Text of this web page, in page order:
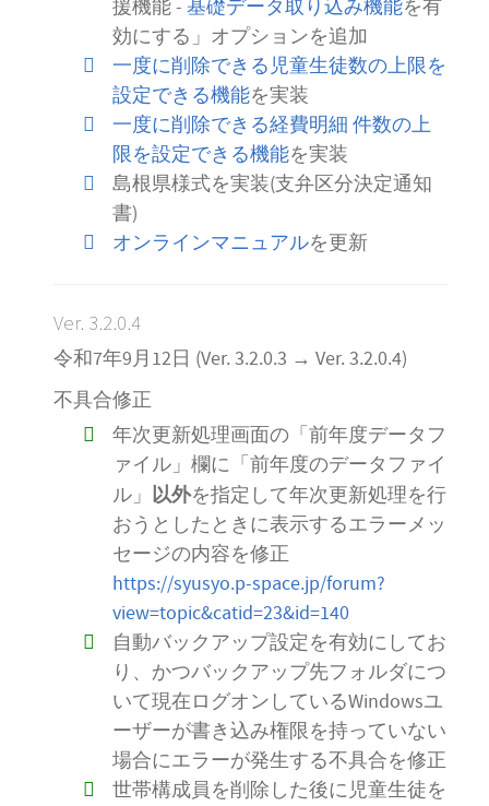
援機能 - 基礎データ取り込み機能を有
効にする」オプションを追加
一度に削除できる児童生徒数の上限を
設定できる機能を実装
一度に削除できる経費明細 件数の上
限を設定できる機能を実装
島根県様式を実装(支弁区分決定通知
書)
オンラインマニュアルを更新
Ver. 3.2.0.4
令和7年9月12日 (Ver. 3.2.0.3 → Ver. 3.2.0.4)
不具合修正
年次更新処理画面の「前年度データフ
ァイル」欄に「前年度のデータファイ
ル」 以外を指定して年次更新処理を行
おうとしたときに表示するエラーメッ
セージの内容を修正
https://syusyo.p-space.jp/forum?
view=topic&catid=23&id=140
自動バックアップ設定を有効にしてお
り、かつバックアップ先フォルダにつ
いて現在ログオンしているWindowsユ
ーザーが書き込み権限を持っていない
場合にエラーが発生する不具合を修正
世帯構成員を削除した後に児童生徒を